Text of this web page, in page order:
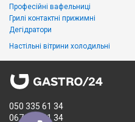
Професійні вафельниці
Грилі контактні прижимні
Дегідратори
Настільні вітрини холодильні
050 335 61 34
067 299 61 34